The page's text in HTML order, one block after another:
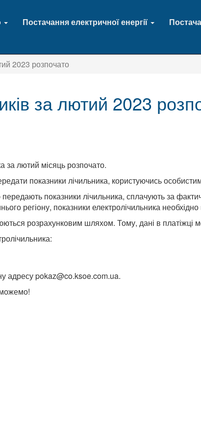
Постачання електричної енергії
2023 розпочато
за лютий 2023
за лютий місяць розпочато.
показники лічильника, користуючись
показники лічильника, сплачують за
регіону, показники електролічильника
розрахунковим шляхом. Тому, дані в платіжці
адресу pokaz@co.ksoe.com.ua.